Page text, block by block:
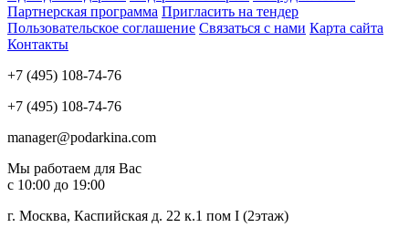
Партнерская программа Пригласить на тендер
Пользовательское соглашение Связаться с нами Карта сайта
Контакты
+7 (495) 108-74-76
+7 (495) 108-74-76
manager@podarkina.com
Мы работаем для Вас
с 10:00 до 19:00
г. Москва, Каспийская д. 22 к.1 пом I (2этаж)